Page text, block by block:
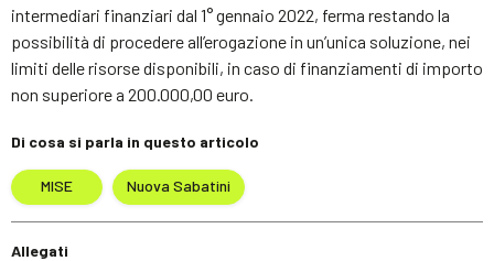
intermediari finanziari dal 1° gennaio 2022, ferma restando la
possibilità di procedere all’erogazione in un’unica soluzione, nei
limiti delle risorse disponibili, in caso di finanziamenti di importo
non superiore a 200.000,00 euro.
Di cosa si parla in questo articolo
MISE Nuova Sabatini
Allegati